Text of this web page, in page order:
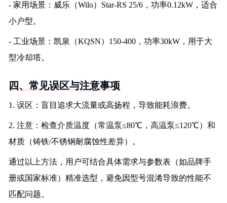
- 家用场景：威乐（Wilo）Star-RS 25/6，功率0.12kW，适合
小户型。
- 工业场景：凯泉（KQSN）150-400，功率30kW，用于大
型冷却塔。
四、常见误区与注意事项
1. 误区：盲目追求大流量或高扬程，导致能耗浪费。
2. 注意：检查介质温度（常温泵≤80℃，高温泵≤120℃）和
材质（铸铁/不锈钢耐腐蚀性差异）。
通过以上方法，用户可结合具体需求与参数表（如品牌手
册或国家标准）精准选型，避免因型号混淆导致的性能不
匹配问题。